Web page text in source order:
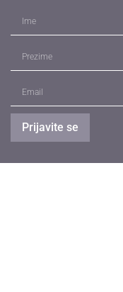
Prijavite se